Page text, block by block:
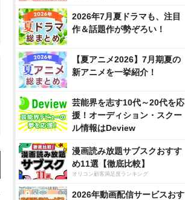
2026年7月夏ドラマも、注目
作＆話題作が勢ぞろい！
【夏アニメ2026】7月期夏の
新アニメを一挙紹介！
芸能界を志す10代～20代を応
援！オーディション・スクー
ル情報はDeview
漫画読み放題サブスクおすす
め11選【徹底比較】
オリコン顧客満足度ランキング
2026年動画配信サービスおす